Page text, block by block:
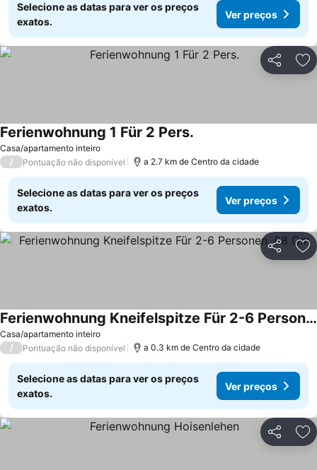
Selecione as datas para ver os preços
exatos.
Ver preços
Partilhar
Casa/apartamento inteiro
Ferienwohnung 1 Für 2 Pers.
/ Pontuação não disponível a 2.7 km de Centro da cidade
Selecione as datas para ver os preços
exatos.
Ver preços
Partilhar
Casa/apartamento inteiro
Ferienwohnung Kneifelspitze Für 2-6 Personen, 88 Qm
/ Pontuação não disponível a 0.3 km de Centro da cidade
Selecione as datas para ver os preços
exatos.
Ver preços
Partilhar